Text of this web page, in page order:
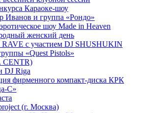
Караоке-шоу
Иванов и группа «Рондо»
шоу Made in Heaven
женский день
с участием DJ SHUSHUKIN
«Quest Pistols»
CENTR)
Riga
фирменного компакт-диска КРК
С»
(г. Москва)